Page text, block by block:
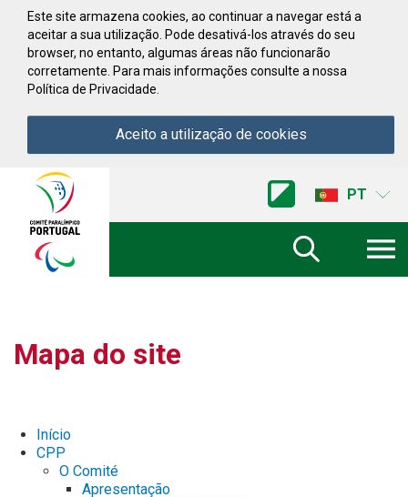
Saltar para conteúdo
Este site armazena cookies, ao continuar a navegar está a
aceitar a sua utilização. Pode desativá-los através do seu
browser, no entanto, algumas áreas não funcionarão
corretamente. Para mais informações consulte a nossa
Política de Privacidade.
Aceito a utilização de cookies
Comite
Paralimpico
Portugal
PT
Mapa do site
Início
CPP
O Comité
Apresentação